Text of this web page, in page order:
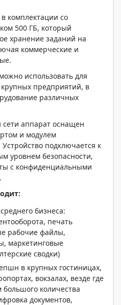
комплектации со
500 ГБ, который
хранение заданий на
коммерческие и
использовать для
предприятий, в
различных
аппарат оснащен
и модулем
подключается к
уровнем безопасности,
с конфиденциальными
бизнеса:
печать
рабочие файлы,
маркетинговые
сводки)
в крупных гостиницах,
вокзалах, везде где
количества
документов,